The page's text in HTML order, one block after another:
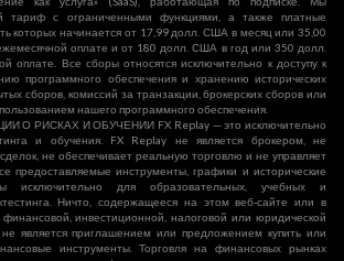
тариф с ограниченными функциями, а также платные
которых начинается от 17,99 долл. США в месяц или 35,00
оплате и от 180 долл. США в год или 350 долл.
оплате. Все сборы относятся исключительно к доступу к
программного обеспечения и хранению исторических
сборов, комиссий за транзакции, брокерских сборов или
нашего программного обеспечения.
О РИСКАХ И ОБУЧЕНИИ FX Replay — это исключительно
и обучения. FX Replay не является брокером, не
не обеспечивает реальную торговлю и не управляет
предоставляемые инструменты, графики и исторические
исключительно для образовательных, учебных и
Ничто, содержащееся на этом веб-сайте или в
инвестиционной, налоговой или юридической
является приглашением или предложением купить или
инструменты. Торговля на финансовых рынках